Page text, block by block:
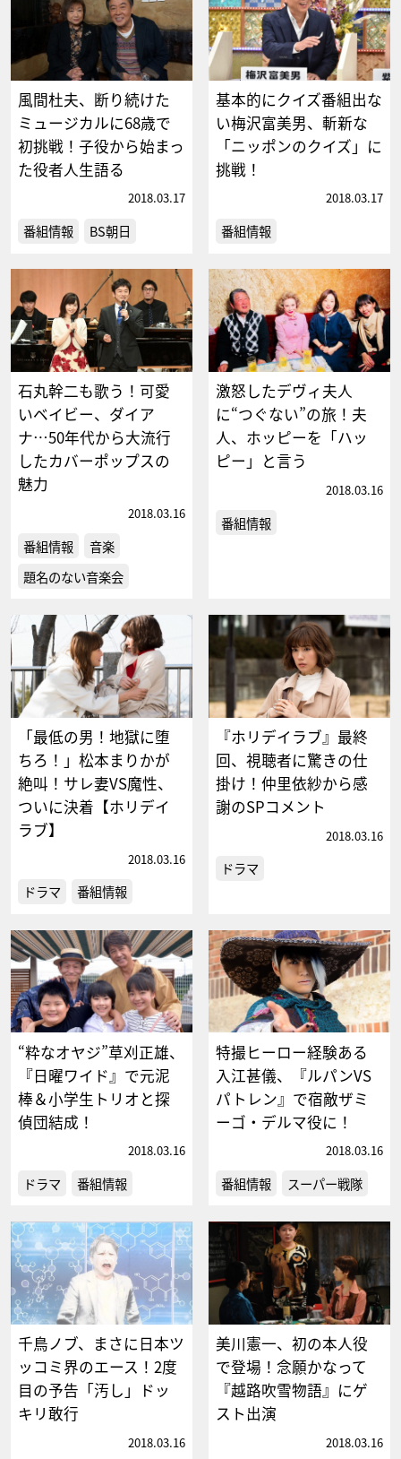
風間杜夫、断り続けた
ミュージカルに68歳で
初挑戦！子役から始まっ
た役者人生語る
2018.03.17
番組情報 BS朝日
基本的にクイズ番組出な
い梅沢富美男、斬新な
「ニッポンのクイズ」に
挑戦！
2018.03.17
番組情報
石丸幹二も歌う！可愛
いベイビー、ダイア
ナ…50年代から大流行
したカバーポップスの
魅力
2018.03.16
番組情報
音楽
題名のない音楽会
激怒したデヴィ夫人
に“つぐない”の旅！夫
人、ホッピーを「ハッ
ピー」と言う
2018.03.16
番組情報
「最低の男！地獄に堕
ちろ！」松本まりかが
絶叫！サレ妻VS魔性、
ついに決着【ホリデイ
ラブ】
2018.03.16
ドラマ 番組情報
『ホリデイラブ』最終
回、視聴者に驚きの仕
掛け！仲里依紗から感
謝のSPコメント
2018.03.16
ドラマ
“粋なオヤジ”草刈正雄、
『日曜ワイド』で元泥
棒＆小学生トリオと探
偵団結成！
2018.03.16
ドラマ 番組情報
特撮ヒーロー経験ある
入江甚儀、『ルパンVS
パトレン』で宿敵ザミ
ーゴ・デルマ役に！
2018.03.16
番組情報 スーパー戦隊
千鳥ノブ、まさに日本ツ
ッコミ界のエース！2度
目の予告「汚し」ドッ
キリ敢行
2018.03.16
美川憲一、初の本人役
で登場！念願かなって
『越路吹雪物語』にゲ
スト出演
2018.03.16